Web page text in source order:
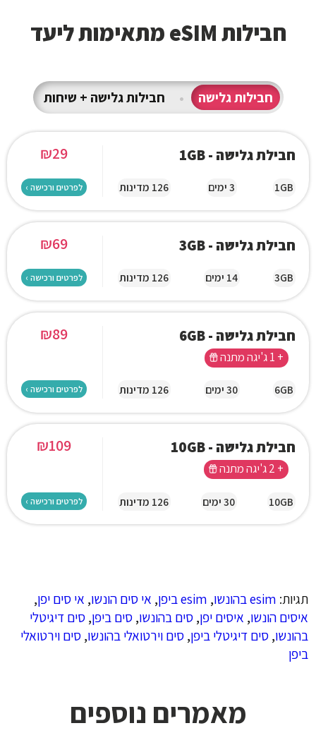
חבילות eSIM מתאימות ליעד
חבילות גלישה • חבילות גלישה + שיחות
חבילת גלישה - 1GB
1GB 3 ימים 126 מדינות
₪29
לפרטים ורכישה ›
חבילת גלישה - 3GB
3GB 14 ימים 126 מדינות
₪69
לפרטים ורכישה ›
חבילת גלישה - 6GB
+ 1 ג'יגה מתנה
6GB 30 ימים 126 מדינות
₪89
לפרטים ורכישה ›
חבילת גלישה - 10GB
+ 2 ג'יגה מתנה
10GB 30 ימים 126 מדינות
₪109
לפרטים ורכישה ›
תגיות: esim בהונשו , esim ביפן , אי סים הונשו, אי סים יפן,
איסים הונשו, איסים יפן,סים בהונשו,סים ביפן,סים דיגיטלי
בהונשו,סים דיגיטלי ביפן,סים וירטואלי בהונשו,סים וירטואלי
ביפן
מאמרים נוספים